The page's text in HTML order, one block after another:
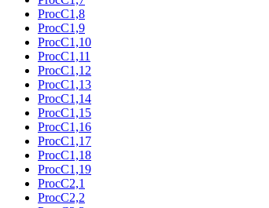
ProcC1,8
ProcC1,9
ProcC1,10
ProcC1,11
ProcC1,12
ProcC1,13
ProcC1,14
ProcC1,15
ProcC1,16
ProcC1,17
ProcC1,18
ProcC1,19
ProcC2,1
ProcC2,2